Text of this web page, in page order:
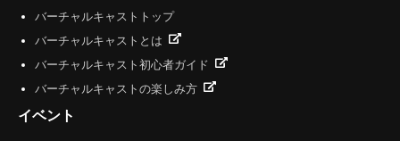
バーチャルキャストトップ
バーチャルキャストとは
バーチャルキャスト初心者ガイド
バーチャルキャストの楽しみ方
イベント